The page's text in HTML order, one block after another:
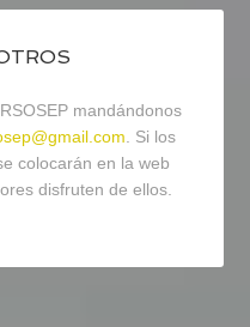
mandándonos
. Si los
colocarán en la web
disfruten de ellos.